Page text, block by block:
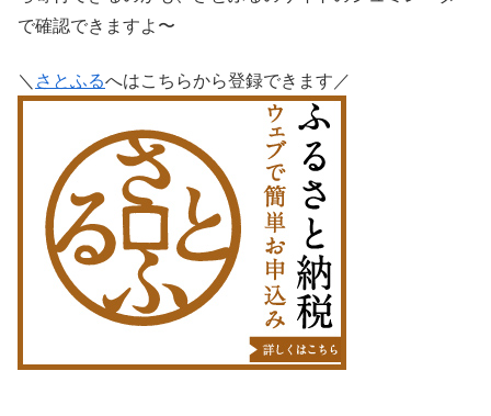
で確認できますよ〜
＼ さとふるへはこちらから登録できます／